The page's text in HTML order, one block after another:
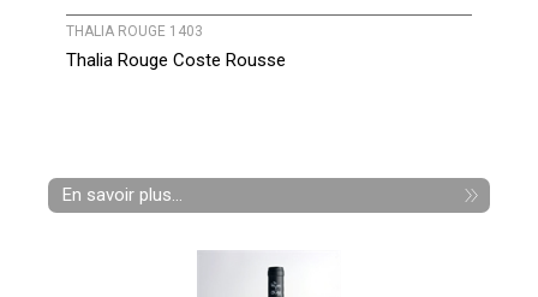
THALIA ROUGE 1403
Thalia Rouge Coste Rousse
En savoir plus...